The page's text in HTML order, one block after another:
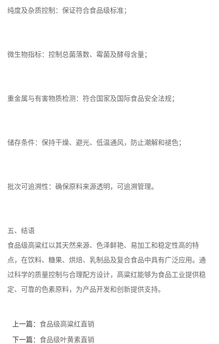
纯度及杂质控制：保证符合食品级标准；
微生物指标：控制总菌落数、霉菌及酵母含量；
重金属与有害物质检测：符合国家及国际食品安全法规；
储存条件：保持干燥、避光、低温通风，防止潮解和褪色；
批次可追溯性：确保原料来源透明，可追溯管理。
五、结语
食品级高粱红以其天然来源、色泽鲜艳、易加工和稳定性高的特
点，在饮料、糖果、烘焙、乳制品及复合食品中具有广泛应用。通
过科学的质量控制与合理配方设计，高粱红能够为食品工业提供稳
定、可靠的色素原料，为产品开发和创新提供支持。
上一篇： 食品级高粱红直销
下一篇： 食品级叶黄素直销